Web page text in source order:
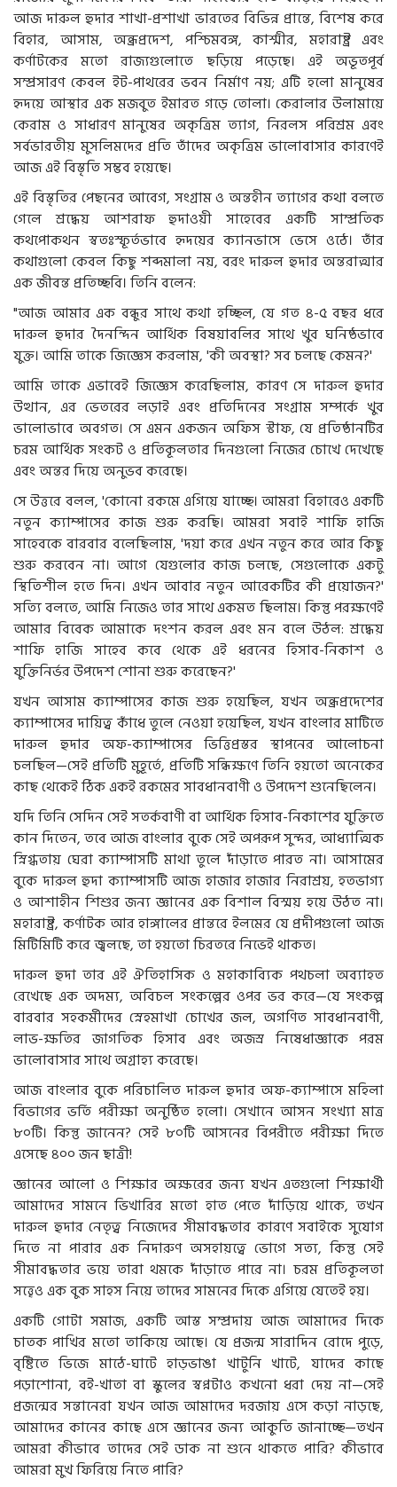
আজ দারুল হুদার শাখা-প্রশাখা ভারতের বিভিন্ন প্রান্তে, বিশেষ করে
বিহার, আসাম, অন্ধ্রপ্রদেশ, পশ্চিমবঙ্গ, কাশ্মীর, মহারাষ্ট্র এবং
কর্ণাটকের মতো রাজ্যগুলোতে ছড়িয়ে পড়েছে। এই অভূতপূর্ব
সম্প্রসারণ কেবল ইট-পাথরের ভবন নির্মাণ নয়; এটি হলো মানুষের
হৃদয়ে আস্থার এক মজবুত ইমারত গড়ে তোলা। কেরালার উলামায়ে
কেরাম ও সাধারণ মানুষের অকৃত্রিম ত্যাগ, নিরলস পরিশ্রম এবং
সর্বভারতীয় মুসলিমদের প্রতি তাঁদের অকৃত্রিম ভালোবাসার কারণেই
আজ এই বিস্তৃতি সম্ভব হয়েছে।
এই বিস্তৃতির পেছনের আবেগ, সংগ্রাম ও অন্তহীন ত্যাগের কথা বলতে
গেলে শ্রদ্ধেয় আশরাফ হুদাওয়ী সাহেবের একটি সাম্প্রতিক
কথপোকথন স্বতঃস্ফূর্তভাবে হৃদয়ের ক্যানভাসে ভেসে ওঠে। তাঁর
কথাগুলো কেবল কিছু শব্দমালা নয়, বরং দারুল হুদার অন্তরাত্মার
এক জীবন্ত প্রতিচ্ছবি। তিনি বলেন:
"আজ আমার এক বন্ধুর সাথে কথা হচ্ছিল, যে গত ৪-৫ বছর ধরে
দারুল হুদার দৈনন্দিন আর্থিক বিষয়াবলির সাথে খুব ঘনিষ্ঠভাবে
যুক্ত। আমি তাকে জিজ্ঞেস করলাম, 'কী অবস্থা? সব চলছে কেমন?'
আমি তাকে এভাবেই জিজ্ঞেস করেছিলাম, কারণ সে দারুল হুদার
উত্থান, এর ভেতরের লড়াই এবং প্রতিদিনের সংগ্রাম সম্পর্কে খুব
ভালোভাবে অবগত। সে এমন একজন অফিস স্টাফ, যে প্রতিষ্ঠানটির
চরম আর্থিক সংকট ও প্রতিকূলতার দিনগুলো নিজের চোখে দেখেছে
এবং অন্তর দিয়ে অনুভব করেছে।
সে উত্তরে বলল, 'কোনো রকমে এগিয়ে যাচ্ছে। আমরা বিহারেও একটি
নতুন ক্যাম্পাসের কাজ শুরু করছি। আমরা সবাই শাফি হাজি
সাহেবকে বারবার বলেছিলাম, 'দয়া করে এখন নতুন করে আর কিছু
শুরু করবেন না। আগে যেগুলোর কাজ চলছে, সেগুলোকে একটু
স্থিতিশীল হতে দিন। এখন আবার নতুন আরেকটির কী প্রয়োজন?'
সত্যি বলতে, আমি নিজেও তার সাথে একমত ছিলাম। কিন্তু পরক্ষণেই
আমার বিবেক আমাকে দংশন করল এবং মন বলে উঠল: শ্রদ্ধেয়
শাফি হাজি সাহেব কবে থেকে এই ধরনের হিসাব-নিকাশ ও
যুক্তিনির্ভর উপদেশ শোনা শুরু করেছেন?'
যখন আসাম ক্যাম্পাসের কাজ শুরু হয়েছিল, যখন অন্ধ্রপ্রদেশের
ক্যাম্পাসের দায়িত্ব কাঁধে তুলে নেওয়া হয়েছিল, যখন বাংলার মাটিতে
দারুল হুদার অফ-ক্যাম্পাসের ভিত্তিপ্রস্তর স্থাপনের আলোচনা
চলছিল—সেই প্রতিটি মুহূর্তে, প্রতিটি সন্ধিক্ষণে তিনি হয়তো অনেকের
কাছ থেকেই ঠিক একই রকমের সাবধানবাণী ও উপদেশ শুনেছিলেন।
যদি তিনি সেদিন সেই সতর্কবাণী বা আর্থিক হিসাব-নিকাশের যুক্তিতে
কান দিতেন, তবে আজ বাংলার বুকে সেই অপরূপ সুন্দর, আধ্যাত্মিক
স্নিগ্ধতায় ঘেরা ক্যাম্পাসটি মাথা তুলে দাঁড়াতে পারত না। আসামের
বুকে দারুল হুদা ক্যাম্পাসটি আজ হাজার হাজার নিরাশ্রয়, হতভাগ্য
ও আশাহীন শিশুর জন্য জ্ঞানের এক বিশাল বিস্ময় হয়ে উঠত না।
মহারাষ্ট্র, কর্ণাটক আর হাঙ্গালের প্রান্তরে ইলমের যে প্রদীপগুলো আজ
মিটিমিটি করে জ্বলছে, তা হয়তো চিরতরে নিভেই থাকত।
দারুল হুদা তার এই ঐতিহাসিক ও মহাকাব্যিক পথচলা অব্যাহত
রেখেছে এক অদম্য, অবিচল সংকল্পের ওপর ভর করে—যে সংকল্প
বারবার সহকর্মীদের স্নেহমাখা চোখের জল, অগণিত সাবধানবাণী,
লাভ-ক্ষতির জাগতিক হিসাব এবং অজস্র নিষেধাজ্ঞাকে পরম
ভালোবাসার সাথে অগ্রাহ্য করেছে।
আজ বাংলার বুকে পরিচালিত দারুল হুদার অফ-ক্যাম্পাসে মহিলা
বিভাগের ভর্তি পরীক্ষা অনুষ্ঠিত হলো। সেখানে আসন সংখ্যা মাত্র
৮০টি। কিন্তু জানেন? সেই ৮০টি আসনের বিপরীতে পরীক্ষা দিতে
এসেছে ৪০০ জন ছাত্রী!
জ্ঞানের আলো ও শিক্ষার অক্ষরের জন্য যখন এতগুলো শিক্ষার্থী
আমাদের সামনে ভিখারির মতো হাত পেতে দাঁড়িয়ে থাকে, তখন
দারুল হুদার নেতৃত্ব নিজেদের সীমাবদ্ধতার কারণে সবাইকে সুযোগ
দিতে না পারার এক নিদারুণ অসহায়ত্বে ভোগে সত্য, কিন্তু সেই
সীমাবদ্ধতার ভয়ে তারা থমকে দাঁড়াতে পারে না। চরম প্রতিকূলতা
সত্ত্বেও এক বুক সাহস নিয়ে তাদের সামনের দিকে এগিয়ে যেতেই হয়।
একটি গোটা সমাজ, একটি আস্ত সম্প্রদায় আজ আমাদের দিকে
চাতক পাখির মতো তাকিয়ে আছে। যে প্রজন্ম সারাদিন রোদে পুড়ে,
বৃষ্টিতে ভিজে মাঠে-ঘাটে হাড়ভাঙা খাটুনি খাটে, যাদের কাছে
পড়াশোনা, বই-খাতা বা স্কুলের স্বপ্নটাও কখনো ধরা দেয় না—সেই
প্রজন্মের সন্তানেরা যখন আজ আমাদের দরজায় এসে কড়া নাড়ছে,
আমাদের কানের কাছে এসে জ্ঞানের জন্য আকুতি জানাচ্ছে—তখন
আমরা কীভাবে তাদের সেই ডাক না শুনে থাকতে পারি? কীভাবে
আমরা মুখ ফিরিয়ে নিতে পারি?